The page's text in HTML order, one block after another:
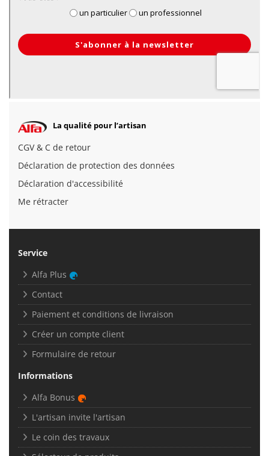
La qualité pour l’artisan
CGV & C de retour
Déclaration de protection des données
Déclaration d'accessibilité
Me rétracter
Service
Alfa Plus
Contact
Paiement et conditions de livraison
Créer un compte client
Formulaire de retour
Informations
Alfa Bonus
L'artisan invite l'artisan
Le coin des travaux